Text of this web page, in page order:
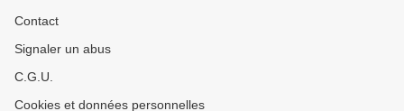
Contact
Signaler un abus
C.G.U.
Cookies et données personnelles